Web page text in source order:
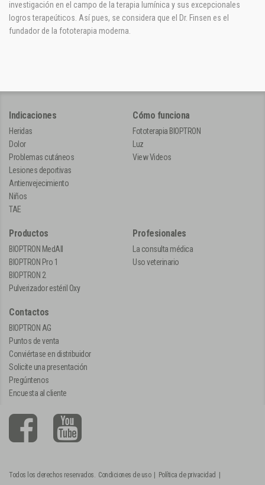
investigación en el campo de la terapia lumínica y sus excepcionales
logros terapeúticos. Así pues, se considera que el Dr. Finsen es el
fundador de la fototerapia moderna.
Indicaciones
Heridas
Dolor
Problemas cutáneos
Lesiones deportivas
Antienvejecimiento
Niños
TAE
Cómo funciona
Fototerapia BIOPTRON
Luz
View Videos
Productos
BIOPTRON MedAll
BIOPTRON Pro 1
BIOPTRON 2
Pulverizador estéril Oxy
Profesionales
La consulta médica
Uso veterinario
Contactos
BIOPTRON AG
Puntos de venta
Conviértase en distribuidor
Solicite una presentación
Pregúntenos
Encuesta al cliente
Todos los derechos reservados. Condiciones de uso| Política de privacidad |